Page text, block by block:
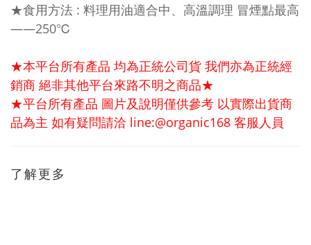
★食用方法 : 料理用油適合中、高溫調理 冒煙點最高
——250℃
★本平台所有產品 均為正統公司貨 我們亦為正統經
銷商 絕非其他平台來路不明之商品★
★平台所有產品 圖片及說明僅供參考 以實際出貨商
品為主 如有疑問請洽 line:@organic168 客服人員
了解更多